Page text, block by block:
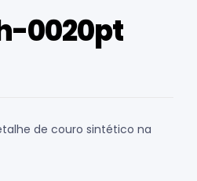
0020pt
de couro sintético na